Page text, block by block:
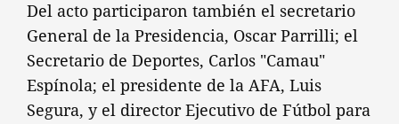
Del acto participaron también el secretario
General de la Presidencia, Oscar Parrilli; el
Secretario de Deportes, Carlos "Camau"
Espínola; el presidente de la AFA, Luis
Segura, y el director Ejecutivo de Fútbol para